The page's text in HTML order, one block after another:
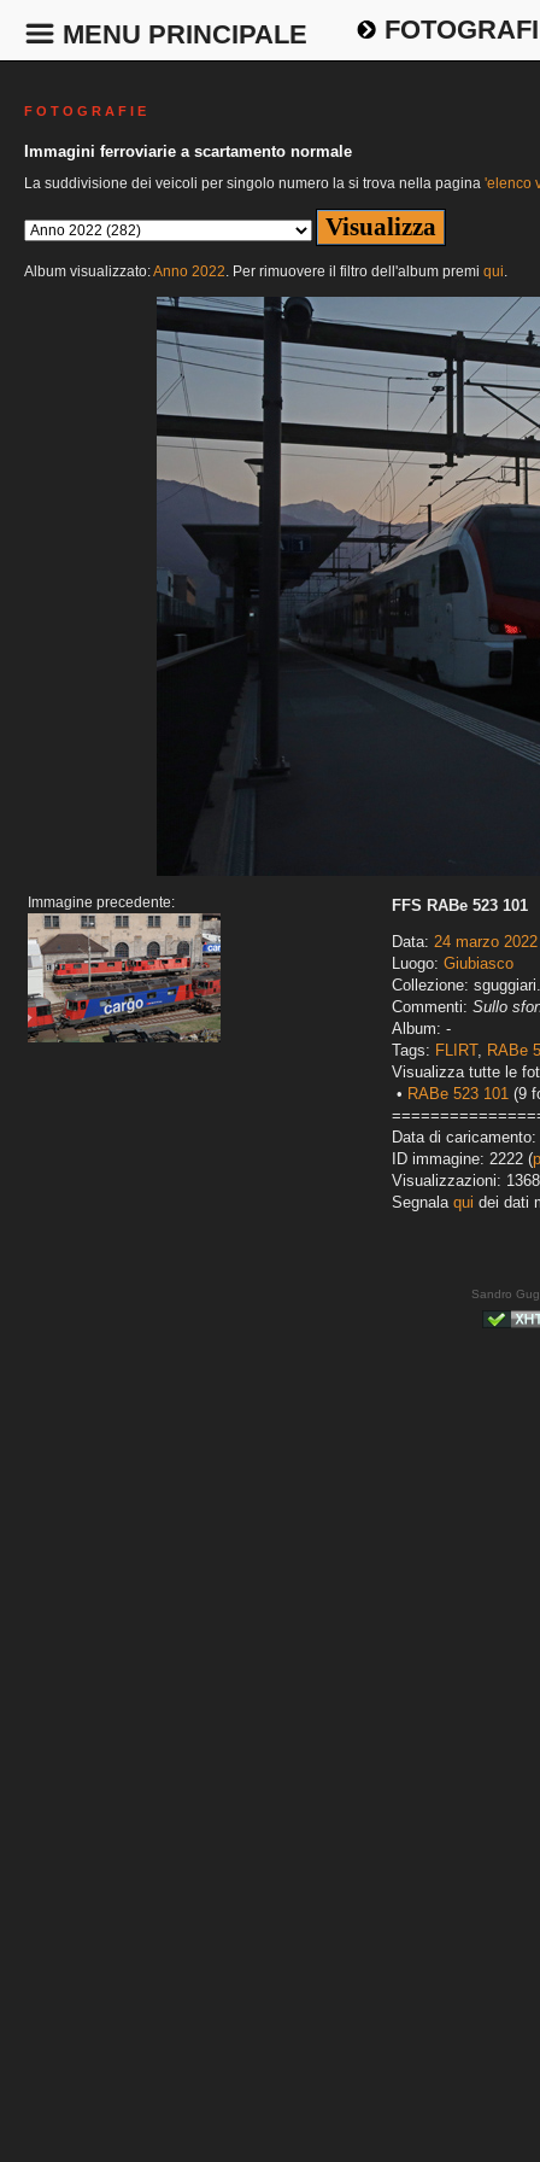
MENU PRINCIPALE
F O T O G R A F I E
Immagini ferroviarie a scartamento normale
La suddivisione dei veicoli per singolo numero la si trova nella pagina 'elenco
Album visualizzato:Anno 2022. Per rimuovere il filtro dell'album premi qui.
Immagine precedente:
FFS RABe 523 101
Data: 24 marzo 2022
Luogo: Giubiasco
Collezione:
Commenti: Sullo
Album: -
Tags: FLIRT, RABe
Visualizza tutte le
• RABe 523 101 (9
Data di
ID immagine: 2222 (
Visualizzazioni: 1368
Segnala qui dei dati
Sandro